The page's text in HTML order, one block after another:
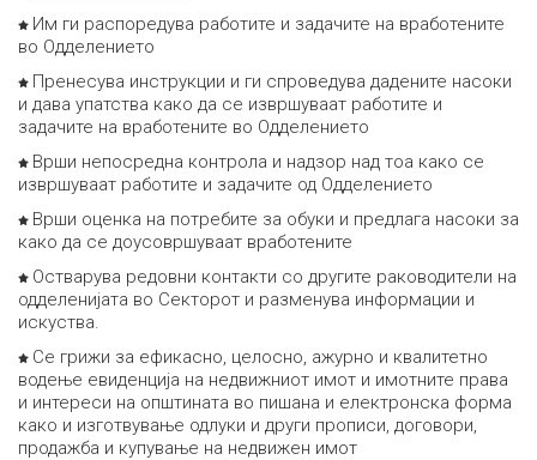
Им ги распоредува работите и задачите на вработените
во Одделението
Пренесува инструкции и ги спроведува дадените насоки
и дава упатства како да се извршуваат работите и
задачите на вработените во Одделението
Врши непосредна контрола и надзор над тоа како се
извршуваат работите и задачите од Одделението
Врши оценка на потребите за обуки и предлага насоки за
како да се доусовршуваат вработените
Остварува редовни контакти со другите раководители на
одделенијата во Секторот и разменува информации и
искуства.
Се грижи за ефикасно, целосно, ажурно и квалитетно
водење евиденција на недвижниот имот и имотните права
и интереси на општината во пишана и електронска форма
како и изготвување одлуки и други прописи, договори,
продажба и купување на недвижен имот